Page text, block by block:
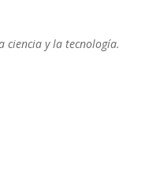
ciencia y la tecnología.